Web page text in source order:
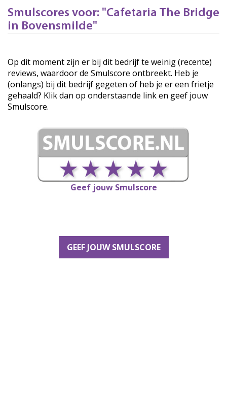
Smulscores voor: "Cafetaria The Bridge
in Bovensmilde"
Op dit moment zijn er bij dit bedrijf te weinig (recente)
reviews, waardoor de Smulscore ontbreekt. Heb je
(onlangs) bij dit bedrijf gegeten of heb je er een frietje
gehaald? Klik dan op onderstaande link en geef jouw
Smulscore.
Geef jouw Smulscore
GEEF JOUW SMULSCORE